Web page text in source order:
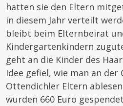
hatten sie den Eltern
in diesem Jahr verteilt
bleibt beim Elternbeirat
Kindergartenkindern
geht an die Kinder des
Idee gefiel, wie man an
Ottendichler Eltern
wurden 660 Euro